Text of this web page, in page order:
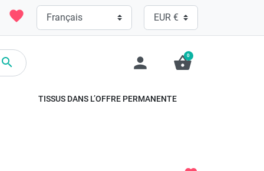
favorite
 person shopping_basket
0
TISSUS DANS L’OFFRE PERMANENTE